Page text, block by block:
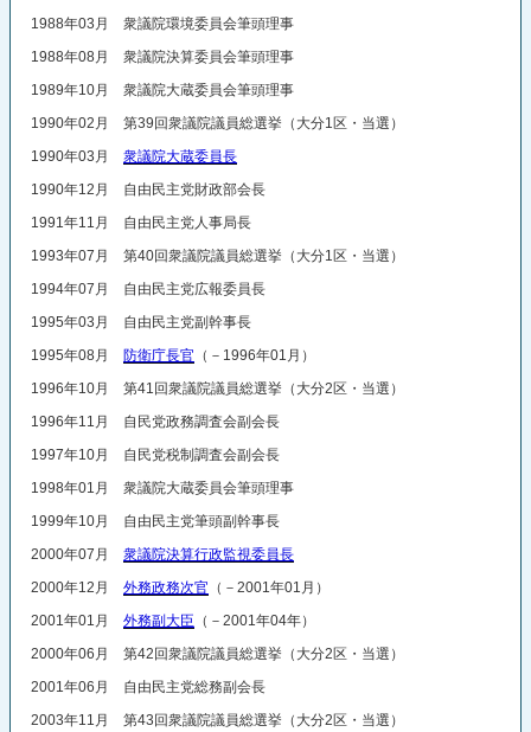
1988年03月 衆議院環境委員会筆頭理事
1988年08月 衆議院決算委員会筆頭理事
1989年10月 衆議院大蔵委員会筆頭理事
1990年02月 第39回衆議院議員総選挙（大分1区・当選）
1990年03月 衆議院大蔵委員長
1990年12月 自由民主党財政部会長
1991年11月 自由民主党人事局長
1993年07月 第40回衆議院議員総選挙（大分1区・当選）
1994年07月 自由民主党広報委員長
1995年03月 自由民主党副幹事長
1995年08月 防衛庁長官 （－1996年01月）
1996年10月 第41回衆議院議員総選挙（大分2区・当選）
1996年11月 自民党政務調査会副会長
1997年10月 自民党税制調査会副会長
1998年01月 衆議院大蔵委員会筆頭理事
1999年10月 自由民主党筆頭副幹事長
2000年07月 衆議院決算行政監視委員長
2000年12月 外務政務次官 （－2001年01月）
2001年01月 外務副大臣 （－2001年04年）
2000年06月 第42回衆議院議員総選挙（大分2区・当選）
2001年06月 自由民主党総務副会長
2003年11月 第43回衆議院議員総選挙（大分2区・当選）